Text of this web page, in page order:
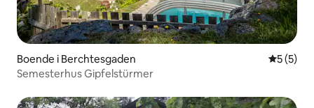
Boende i Berchtesgaden 5 av 5 i
5 (5)
Semesterhus Gipfelstürmer